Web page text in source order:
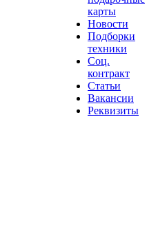
карты
Новости
Подборки
техники
Соц.
контракт
Статьи
Вакансии
Реквизиты